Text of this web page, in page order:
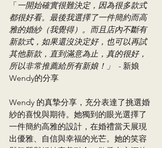
「一開始確實很難決定，因為很多款式
都很好看。最後我選擇了一件簡約而高
雅的婚紗（我覺得）。而且店內不斷有
新款式，如果還沒決定好，也可以再試
其他新款，直到滿意為止，真的很好，
所以非常推薦給所有新娘！」
- 新娘
Wendy的分享
Wendy 的真摯分享，充分表達了挑選婚
紗的喜悅與期待。她獨到的眼光選擇了
一件簡約高雅的設計，在婚禮當天展現
出優雅、自信與幸福的光芒。她的笑容